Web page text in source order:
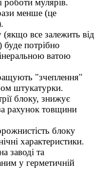
роботи мулярів.
менше (це
все залежить від
потрібно
ватою
"зчеплення"
штукатурки.
блоку, знижує
рахунок товщини
блоку
характеристики.
заводі та
у герметичній